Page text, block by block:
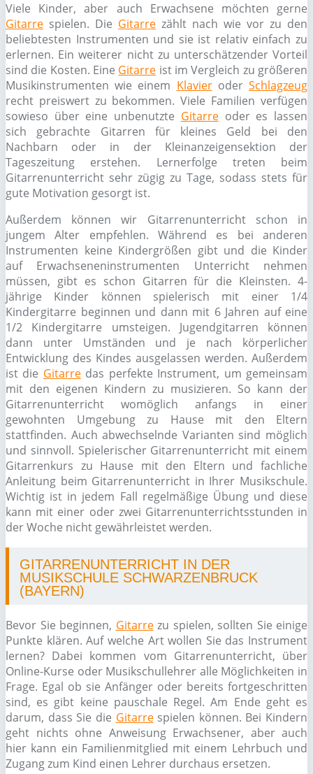
Viele Kinder, aber auch Erwachsene möchten gerne
Gitarre spielen. Die Gitarre zählt nach wie vor zu den
beliebtesten Instrumenten und sie ist relativ einfach zu
erlernen. Ein weiterer nicht zu unterschätzender Vorteil
sind die Kosten. Eine Gitarre ist im Vergleich zu größeren
Musikinstrumenten wie einem KlavieroderSchlagzeug
recht preiswert zu bekommen. Viele Familien verfügen
sowieso über eine unbenutzte Gitarreoder es lassen
sich gebrachte Gitarren für kleines Geld bei den
Nachbarn oder in der Kleinanzeigensektion der
Tageszeitung erstehen. Lernerfolge treten beim
Gitarrenunterricht sehr zügig zu Tage, sodass stets für
gute Motivation gesorgt ist.
Außerdem können wir Gitarrenunterricht schon in
jungem Alter empfehlen. Während es bei anderen
Instrumenten keine Kindergrößen gibt und die Kinder
auf Erwachseneninstrumenten Unterricht nehmen
müssen, gibt es schon Gitarren für die Kleinsten. 4-
jährige Kinder können spielerisch mit einer 1/4
Kindergitarre beginnen und dann mit 6 Jahren auf eine
1/2 Kindergitarre umsteigen. Jugendgitarren können
dann unter Umständen und je nach körperlicher
Entwicklung des Kindes ausgelassen werden. Außerdem
ist die Gitarredas perfekte Instrument, um gemeinsam
mit den eigenen Kindern zu musizieren. So kann der
Gitarrenunterricht womöglich anfangs in einer
gewohnten Umgebung zu Hause mit den Eltern
stattfinden. Auch abwechselnde Varianten sind möglich
und sinnvoll. Spielerischer Gitarrenunterricht mit einem
Gitarrenkurs zu Hause mit den Eltern und fachliche
Anleitung beim Gitarrenunterricht in Ihrer Musikschule.
Wichtig ist in jedem Fall regelmäßige Übung und diese
kann mit einer oder zwei Gitarrenunterrichtsstunden in
der Woche nicht gewährleistet werden.
GITARRENUNTERRICHT IN DER
MUSIKSCHULE SCHWARZENBRUCK
(BAYERN)
Bevor Sie beginnen, Gitarrezu spielen, sollten Sie einige
Punkte klären. Auf welche Art wollen Sie das Instrument
lernen? Dabei kommen vom Gitarrenunterricht, über
Online-Kurse oder Musikschullehrer alle Möglichkeiten in
Frage. Egal ob sie Anfänger oder bereits fortgeschritten
sind, es gibt keine pauschale Regel. Am Ende geht es
darum, dass Sie die Gitarrespielen können. Bei Kindern
geht nichts ohne Anweisung Erwachsener, aber auch
hier kann ein Familienmitglied mit einem Lehrbuch und
Zugang zum Kind einen Lehrer durchaus ersetzen.